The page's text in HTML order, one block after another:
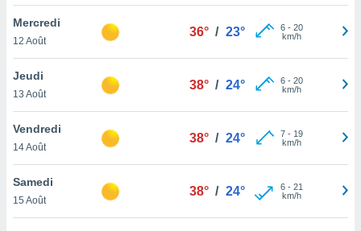
votre
à
en
le
Mercredi
12 Août
36° / 23° 6- 20
km/h
Jeudi
13 Août
38° / 24° 6- 20
km/h
Vendredi
14 Août
38° / 24° 7- 19
km/h
Samedi
15 Août
38° / 24° 6- 21
km/h